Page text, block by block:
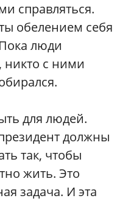
справляться.
обелением себя
люди
с ними
для людей.
должны
так, чтобы
жить. Это
задача. И эта